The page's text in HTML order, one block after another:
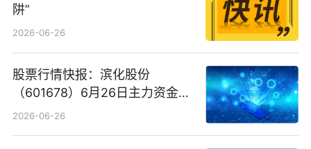
阱”
2026-06-26
股票行情快报：滨化股份
（601678）6月26日主力资金净
卖出5964.34万元
2026-06-26